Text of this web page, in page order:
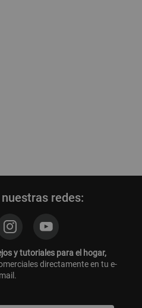
redes:
y tutoriales para el hogar,
directamente en tu e-
mail.